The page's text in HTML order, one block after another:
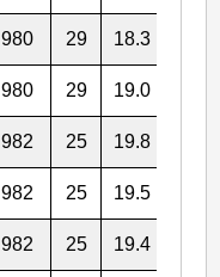
980 29 18.3
980 29 19.0
982 25 19.8
982 25 19.5
982 25 19.4